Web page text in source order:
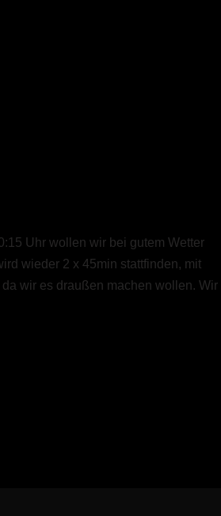
Uhr wollen wir bei gutem Wetter
wieder 2 x 45min stattfinden, mit
wir es draußen machen wollen. Wir